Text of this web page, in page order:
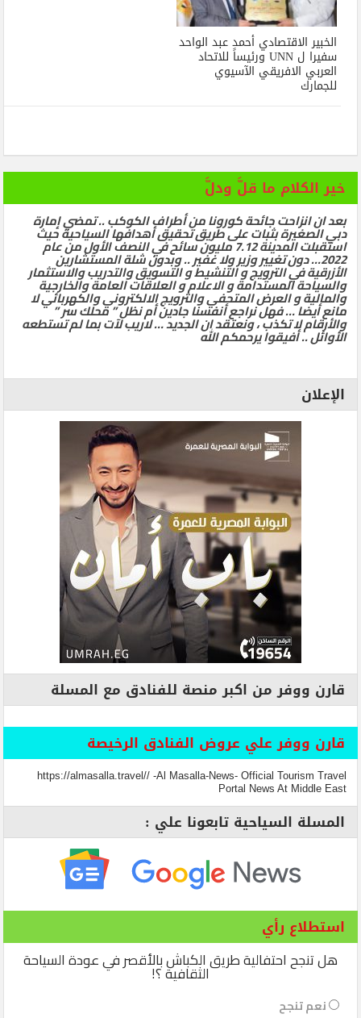
الخبير الاقتصادي أحمد عبد الواحد
سفيرا ل UNN ورئيساً للاتحاد
العربي الافريقي الآسيوي
للجمارك
خير الكلام ما قلَّ ودلَّ
بعد ان انزاحت جائحة كورونا من أطراف الكوكب .. تمضي إمارة
دبي الصغيرة بثبات على طريق تحقيق أهدافها السياحية حيث
استقبلت المدينة 7.12 مليون سائح في النصف الأول من عام
2022… دون تغيير وزير ولا غفير .. وبدون شلة المستشارين
الأزرقية في الترويج و التنشيط و التسويق والتدريب والاستثمار
والسياحة المستدامة و الاعلام و العلاقات العامة والخارجية
والمالية و العرض المتحفي والترويج الالكتروني والكهربائي لا
مانع أيضا … فهل نراجع أنفسنا جادين أم نظل ” محلك سر ”
والأرقام لا تكذب ، ونعتقد ان الجديد … لاريب لآت بما لم تستطعه
الأوائل .. أفيقوا يرحمكم الله
الإعلان
قارن ووفر من اكبر منصة للفنادق مع المسلة
قارن ووفر علي عروض الفنادق الرخيصة
https://almasalla.travel// -Al Masalla-News- Official Tourism Travel
Portal News At Middle East
المسلة السياحية تابعونا علي :
استطلاع رأي
هل تنجح احتفالية طريق الكباش بالأقصر في عودة السياحة
الثقافية ؟!
نعم تنجح